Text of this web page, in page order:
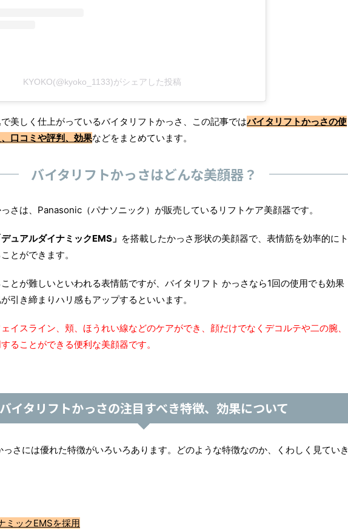
KYOKO(@kyoko_1133)がシェアした投稿
美しく仕上がっているバイタリフトかっさ、この記事ではバイタリフトかっさの使
口コミや評判、効果などをまとめています。
バイタリフトかっさはどんな美顔器？
さは、Panasonic（パナソニック）が販売しているリフトケア美顔器です。
デュアルダイナミックEMS」 を搭載したかっさ形状の美顔器で、表情筋を効率的にト
とができます。
とが難しいといわれる表情筋ですが、バイタリフト かっさなら1回の使用でも効果
引き締まりハリ感もアップするといいます。
イスライン、頬、ほうれい線などのケアができ、顔だけでなくデコルテや二の腕、
ることができる便利な美顔器です。
バイタリフトかっさの注目すべき特徴、効果について
っさには優れた特徴がいろいろあります。どのような特徴なのか、くわしく見ていき
ミックEMSを採用